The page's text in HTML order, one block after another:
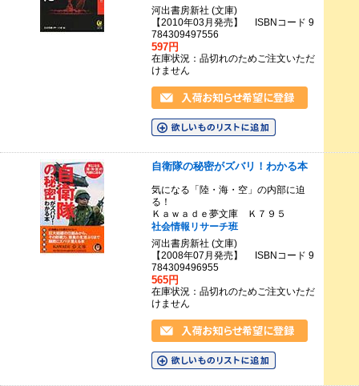
河出書房新社 (文庫)
【2010年03月発売】 ISBNコード 9
784309497556
597円
在庫状況：品切れのためご注文いただ
けません
自衛隊の秘密がズバリ！わかる本
気になる「陸・海・空」の内部に迫
る！
Ｋａｗａｄｅ夢文庫 Ｋ７９５
社会情報リサーチ班
河出書房新社 (文庫)
【2008年07月発売】 ISBNコード 9
784309496955
565円
在庫状況：品切れのためご注文いただ
けません